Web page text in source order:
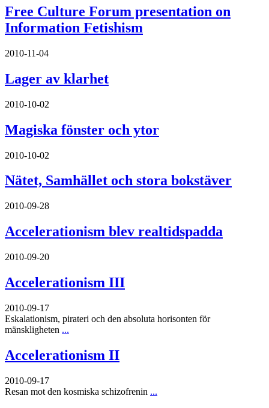
Free Culture Forum presentation on
Information Fetishism
2010-11-04
Lager av klarhet
2010-10-02
Magiska fönster och ytor
2010-10-02
Nätet, Samhället och stora bokstäver
2010-09-28
Accelerationism blev realtidspadda
2010-09-20
Accelerationism III
2010-09-17
Eskalationism, pirateri och den absoluta horisonten för
mänskligheten ...
Accelerationism II
2010-09-17
Resan mot den kosmiska schizofrenin ...